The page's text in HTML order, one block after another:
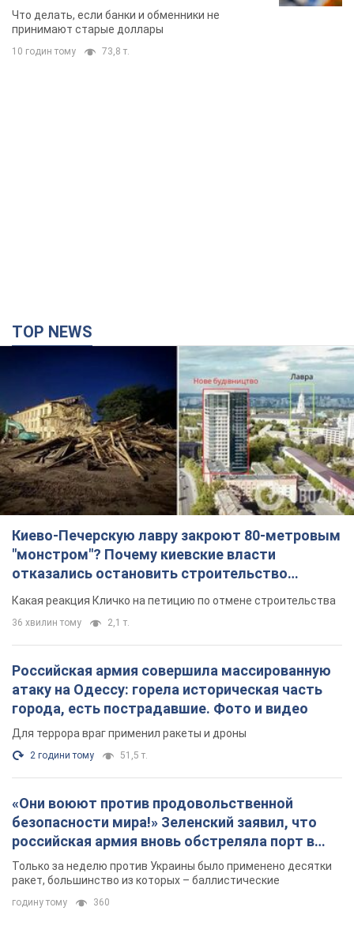
банки такие купюры
Что делать, если банки и обменники не
принимают старые доллары
10 годин тому 73,8 т.
TOP NEWS
Киево-Печерскую лавру закроют 80-метровым
"монстром"? Почему киевские власти
отказались остановить строительство
небоскреба "московского верующего"
Какая реакция Кличко на петицию по отмене строительства
36 хвилин тому 2,1 т.
Российская армия совершила массированную
атаку на Одессу: горела историческая часть
города, есть пострадавшие. Фото и видео
Для террора враг применил ракеты и дроны
2 години тому 51,5 т.
«Они воюют против продовольственной
безопасности мира!» Зеленский заявил, что
российская армия вновь обстреляла порт в
Одессе
Только за неделю против Украины было применено десятки
ракет, большинство из которых – баллистические
годину тому 360